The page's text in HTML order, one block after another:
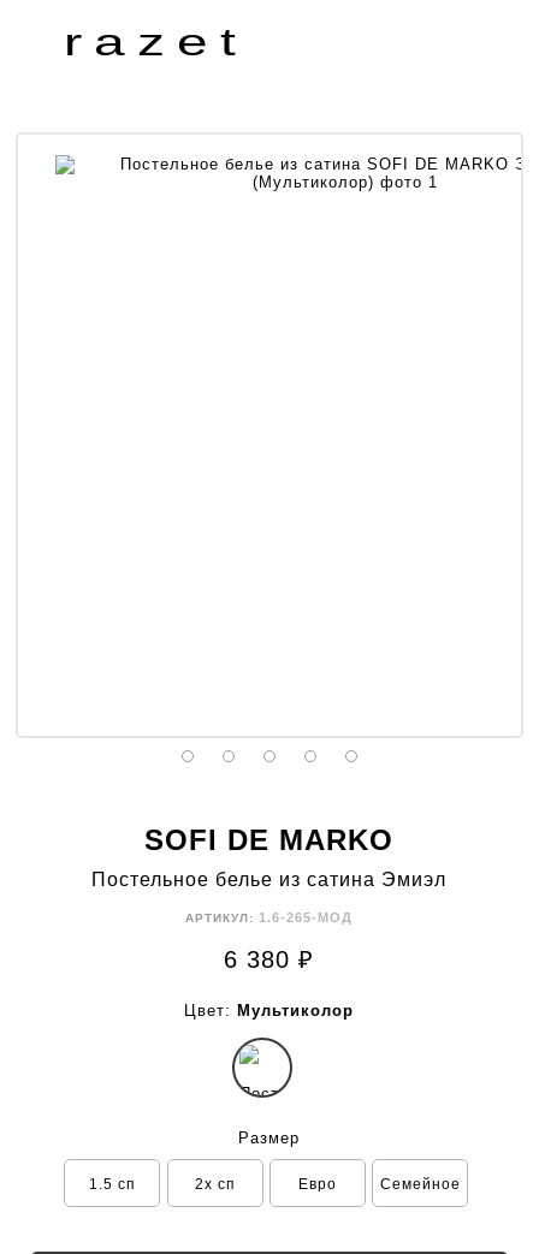
razet
SOFI DE MARKO
Постельное белье из сатина Эмиэл
АРТИКУЛ: 1.6-265-МОД
6 380 ₽
Цвет: Мультиколор
Размер
1.5 сп 2x сп Евро Семейное